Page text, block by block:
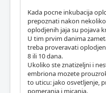
Kada pocne inkubacija
prepoznati nakon
oplodjenih jaja su pojava
U tim prvim danima
treba proveravati
8 ili 10 dana.
Ukoliko ste znatizeljni i
embriona mozete
to uticu: jako osvetljenje,
pomeranja i micanja.